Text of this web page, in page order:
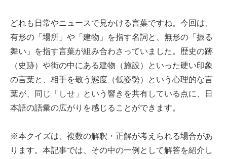
どれも日常やニュースで見かける言葉ですね。今回は、
有形の「場所」や「建物」を指す名詞と、無形の「振る
舞い」を指す言葉が組み合わさっていました。歴史の跡
（史跡）や街の中にある建物（施設）といった硬い印象
の言葉と、相手を敬う態度（低姿勢）という心理的な言
葉が、同じ「しせ」という響きを共有している点に、日
本語の語彙の広がりを感じることができます。
※本クイズは、複数の解釈・正解が考えられる場合があ
ります。本記事では、その中の一例として解答を紹介し